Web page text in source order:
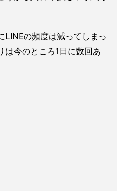
LINEの頻度は減ってしまっ
は今のところ1日に数回あ